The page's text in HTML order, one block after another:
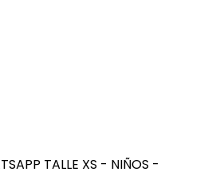
TALLE XS - NIÑOS -